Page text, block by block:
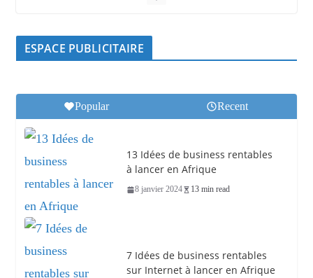
ESPACE PUBLICITAIRE
Popular Recent
13 Idées de business rentables
à lancer en Afrique
8 janvier 2024 13 min read
7 Idées de business rentables
sur Internet à lancer en Afrique